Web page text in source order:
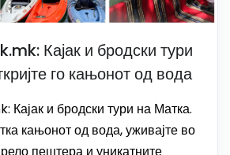
Кајак и бродски тури
го кањонот од вода
Кајак и бродски тури на Матка.
кањонот од вода, уживајте во